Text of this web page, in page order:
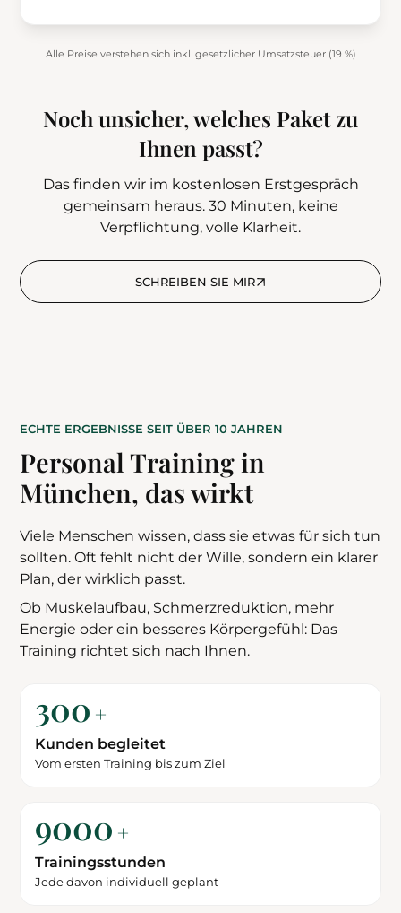
Alle Preise verstehen sich inkl. gesetzlicher Umsatzsteuer (19 %)
Noch unsicher, welches Paket zu
Ihnen passt?
Das finden wir im kostenlosen Erstgespräch
gemeinsam heraus. 30 Minuten, keine
Verpflichtung, volle Klarheit.
SCHREIBEN SIE MIR
ECHTE ERGEBNISSE SEIT ÜBER 10 JAHREN
Personal Training in
München, das wirkt
Viele Menschen wissen, dass sie etwas für sich tun
sollten. Oft fehlt nicht der Wille, sondern ein klarer
Plan, der wirklich passt.
Ob Muskelaufbau, Schmerzreduktion, mehr
Energie oder ein besseres Körpergefühl: Das
Training richtet sich nach Ihnen.
300 +
Kunden begleitet
Vom ersten Training bis zum Ziel
9000 +
Trainingsstunden
Jede davon individuell geplant